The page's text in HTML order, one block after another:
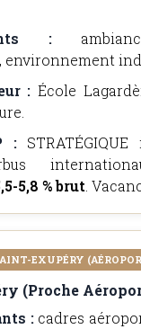
:
environnement
: École
:
5,8 % brut .
EXUPÉRY
(Proche
:cadres